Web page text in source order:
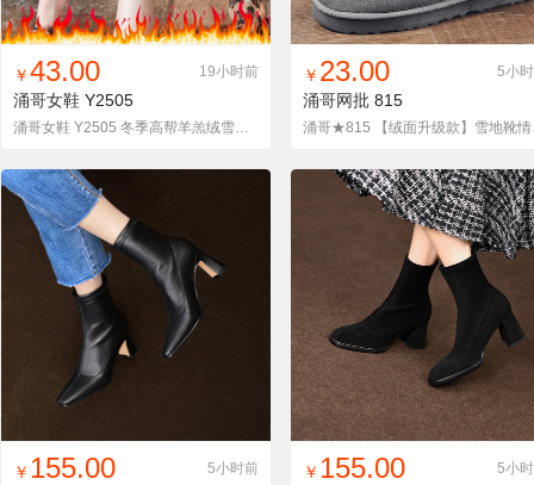
找同款 加入铺货单 收藏
￥43.00 19小时前
涌哥女鞋 Y2505
涌哥女鞋 Y2505 冬季高帮羊羔绒雪地靴棉鞋板鞋加棉潮鞋
找同款 加入铺货单 收藏
￥ 23.00 5小
涌哥网批 815
涌哥
找同款 加入铺货单 收藏
￥ 155.00 5小时前 找同款 加入铺货单 收藏
￥ 155.00 5小